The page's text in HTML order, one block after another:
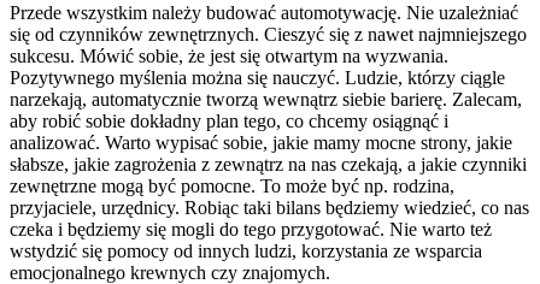
Przede wszystkim należy budować automotywację. Nie uzależniać
się od czynników zewnętrznych. Cieszyć się z nawet najmniejszego
sukcesu. Mówić sobie, że jest się otwartym na wyzwania.
Pozytywnego myślenia można się nauczyć. Ludzie, którzy ciągle
narzekają, automatycznie tworzą wewnątrz siebie barierę. Zalecam,
aby robić sobie dokładny plan tego, co chcemy osiągnąć i
analizować. Warto wypisać sobie, jakie mamy mocne strony, jakie
słabsze, jakie zagrożenia z zewnątrz na nas czekają, a jakie czynniki
zewnętrzne mogą być pomocne. To może być np. rodzina,
przyjaciele, urzędnicy. Robiąc taki bilans będziemy wiedzieć, co nas
czeka i będziemy się mogli do tego przygotować. Nie warto też
wstydzić się pomocy od innych ludzi, korzystania ze wsparcia
emocjonalnego krewnych czy znajomych.